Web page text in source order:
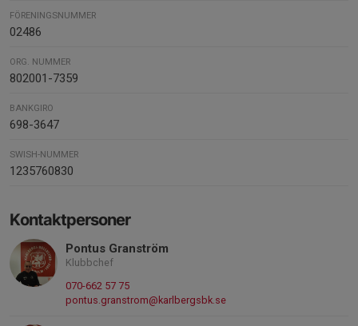
FÖRENINGSNUMMER
02486
ORG. NUMMER
802001-7359
BANKGIRO
698-3647
SWISH-NUMMER
1235760830
Kontaktpersoner
Pontus Granström
Klubbchef
070-662 57 75
pontus.granstrom@karlbergsbk.se